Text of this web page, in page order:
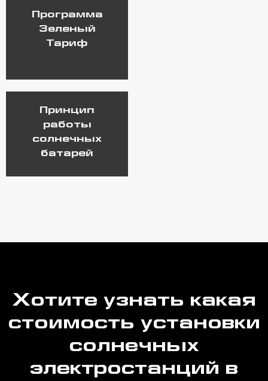
Программа
Зеленый
Тариф
Принцип
работы
солнечных
батарей
Хотите узнать какая
стоимость установки
солнечных
электростанций в